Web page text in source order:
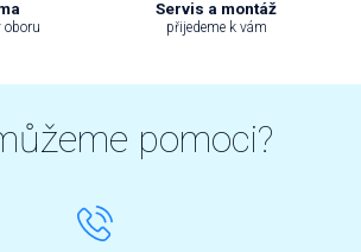
oboru
Servis a montáž
přijedeme k vám
pomoci?